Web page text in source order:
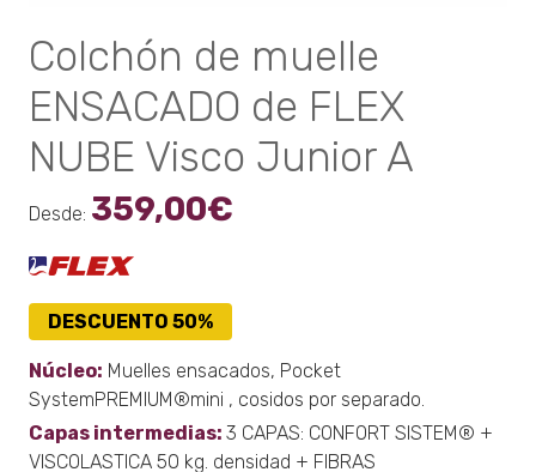
Colchón de muelle
ENSACADO de FLEX
NUBE Visco Junior A
Desde: 359,00€
DESCUENTO 50%
Núcleo: Muelles ensacados, Pocket
SystemPREMIUM®mini , cosidos por separado.
Capas intermedias: 3 CAPAS: CONFORT SISTEM® +
VISCOLASTICA 50 kg. densidad + FIBRAS